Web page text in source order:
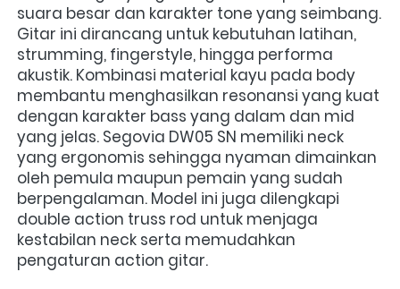
suara besar dan karakter tone yang seimbang.
Gitar ini dirancang untuk kebutuhan latihan,
strumming, fingerstyle, hingga performa
akustik. Kombinasi material kayu pada body
membantu menghasilkan resonansi yang kuat
dengan karakter bass yang dalam dan mid
yang jelas. Segovia DW05 SN memiliki neck
yang ergonomis sehingga nyaman dimainkan
oleh pemula maupun pemain yang sudah
berpengalaman. Model ini juga dilengkapi
double action truss rod untuk menjaga
kestabilan neck serta memudahkan
pengaturan action gitar.